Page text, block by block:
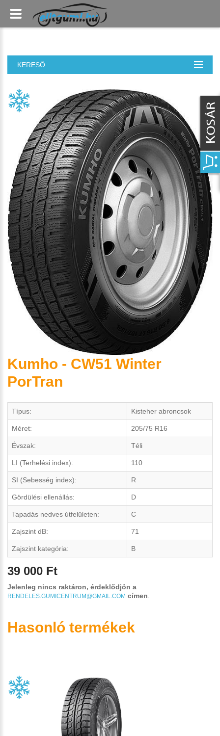
KERESŐ
Kumho - CW51 Winter
PorTran
Típus: Kisteher abroncsok
Méret: 205/75 R16
Évszak: Téli
LI (Terhelési index): 110
SI (Sebesség index): R
Gördülési ellenállás: D
Tapadás nedves útfelületen: C
Zajszint dB: 71
Zajszint kategória: B
39 000 Ft
Jelenleg nincs raktáron, érdeklődjön a
RENDELES.GUMICENTRUM@GMAIL.COM címen.
Hasonló termékek